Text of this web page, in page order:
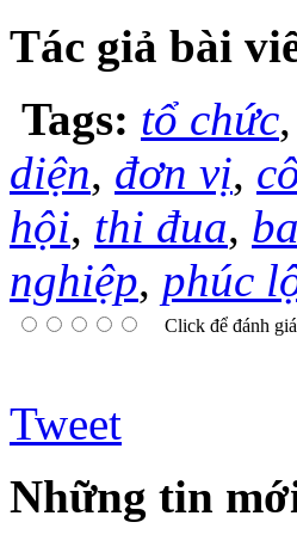
Tác giả bài
Tags: tổ chức,
diện, đơn vị,
hội, thi đua,
nghiệp, phúc
Click để đánh
Tweet
Những tin